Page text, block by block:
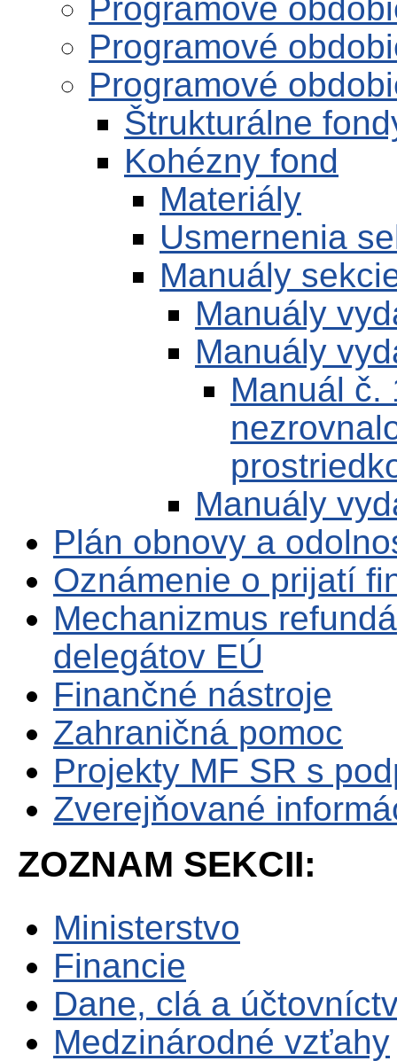
Programové
Programové
Programové
Štrukturálne
Kohézny fond
Materiály
Usmernenia
Manuály
Manuály
Manuály
Manuál č.
Manuály
Plán obnovy a
Oznámenie o prijatí
Mechanizmus
delegátov EÚ
Finančné nástroje
Zahraničná pomoc
Projekty MF SR s
Zverejňované
ZOZNAM SEKCII:
Ministerstvo
Financie
Dane, clá a
Medzinárodné vzťahy